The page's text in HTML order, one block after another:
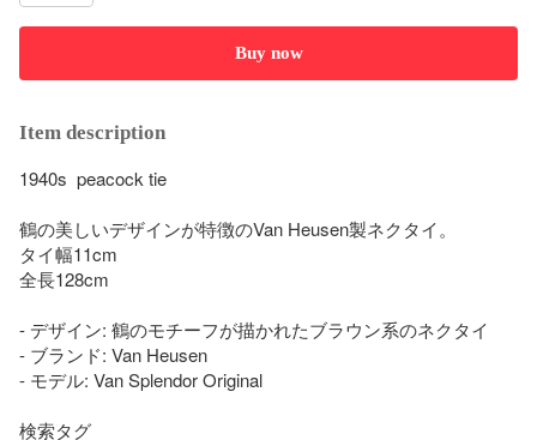
Buy now
Item description
1940s  peacock tie
鶴の美しいデザインが特徴のVan Heusen製ネクタイ。
タイ幅11cm
全長128cm
- デザイン: 鶴のモチーフが描かれたブラウン系のネクタイ
- ブランド: Van Heusen
- モデル: Van Splendor Original